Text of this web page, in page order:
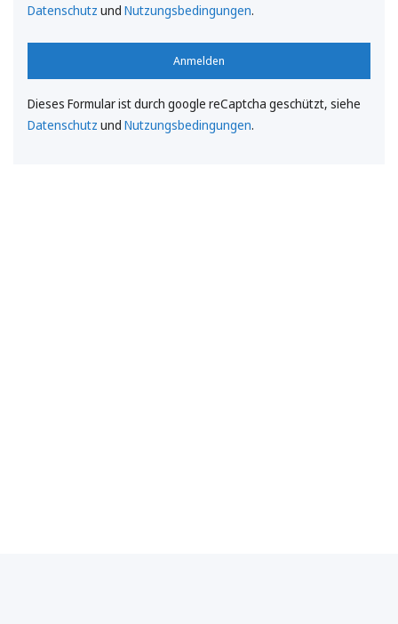
Datenschutz und Nutzungsbedingungen.
Anmelden
Dieses Formular ist durch google reCaptcha geschützt, siehe
Datenschutz und Nutzungsbedingungen.